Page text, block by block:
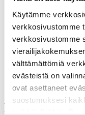
Käytämme
verkkosivustomme
verkkosivustomme
välttämättömiä
evästeistä on
ovat asettaneet
suostumuksesi
Muut ostivat